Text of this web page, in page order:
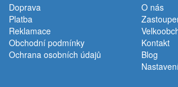
Doprava
Platba
Reklamace
Obchodní podmínky
Ochrana osobních údajů
O nás
Kontakt
Blog